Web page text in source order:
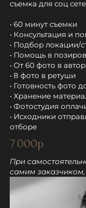
съемка для соц
• 60 минут съемки
• Консультация и
• Подбор локации/
• Помощь в
• От 60 фото в
• 8 фото в ретуши
• Готовность фото
• Хранение
• Фотостудия
• Исходники
отборе
7 000р
При
самим